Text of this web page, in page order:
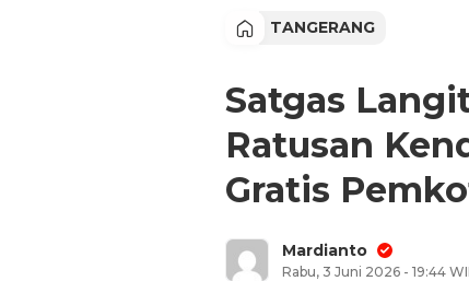
TANGERANG
Satgas
Ratusan
Gratis
Mardianto
Rabu, 3 Juni 2026 - 19:44